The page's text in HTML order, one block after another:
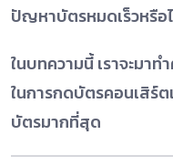
ปัญหาบัตรหมดเร็วหรือ
ในบทความนี้ เราจะมา
ในการกดบัตรคอนเสิร์ต
บัตรมากที่สุด